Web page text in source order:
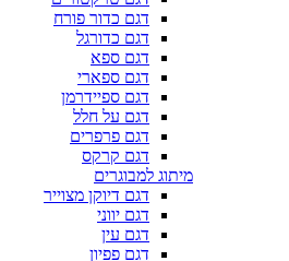
דגם כדור פורח
דגם כדורגל
דגם ספא
דגם ספארי
דגם ספיידרמן
דגם על חלל
דגם פרפרים
דגם קרקס
מיתוג למבוגרים
דגם דיוקן מצוייר
דגם יווני
דגם עין
דגם פפיון